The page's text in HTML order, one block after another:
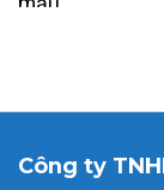
Công ty